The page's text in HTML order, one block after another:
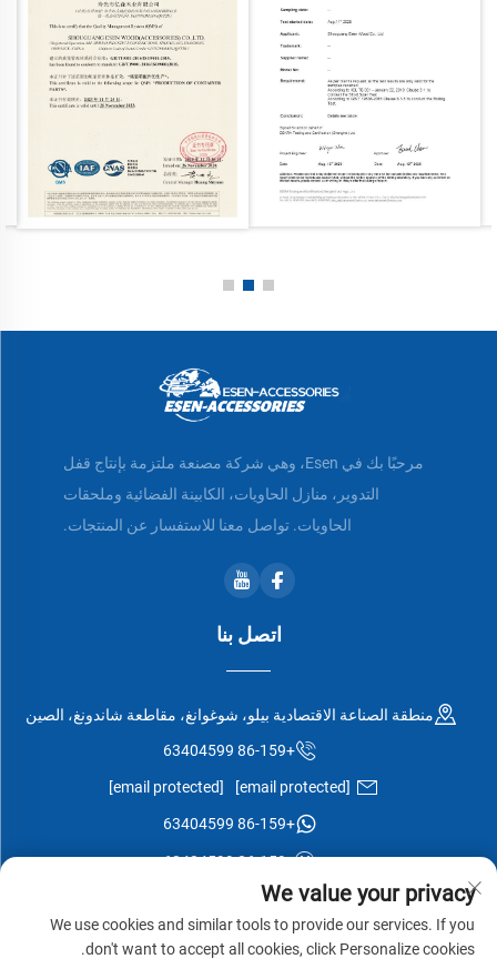
مرحبًا بك في Esen، وهي شركة مصنعة ملتزمة بإنتاج قفل
التدوير، منازل الحاويات، الكابينة الفضائية وملحقات
الحاويات. تواصل معنا للاستفسار عن المنتجات.
اتصل بنا
منطقة الصناعة الاقتصادية بيلو، شوغوانغ، مقاطعة شاندونغ، الصين
+86-159 63404599
[email protected]
[email protected]
+86-159 63404599
+86-159 63404599
We value your privacy
We use cookies and similar tools to provide our services. If you
don't want to accept all cookies, click Personalize cookies.